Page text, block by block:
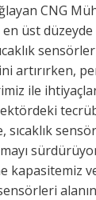
CNG
üst düzeyde
artırırken,
ile
kapasitemiz